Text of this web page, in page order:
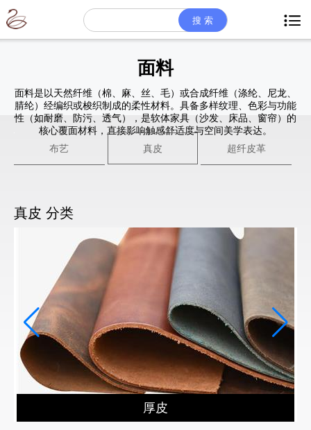

面料
面料是以天然纤维（棉、麻、丝、毛）或合成纤维（涤纶、尼龙、
腈纶）经编织或梭织制成的柔性材料。具备多样纹理、色彩与功能
性（如耐磨、防污、透气），是软体家具（沙发、床品、窗帘）的
核心覆面材料，直接影响触感舒适度与空间美学表达。
布艺
真皮 超纤皮革
真皮 分类
厚皮